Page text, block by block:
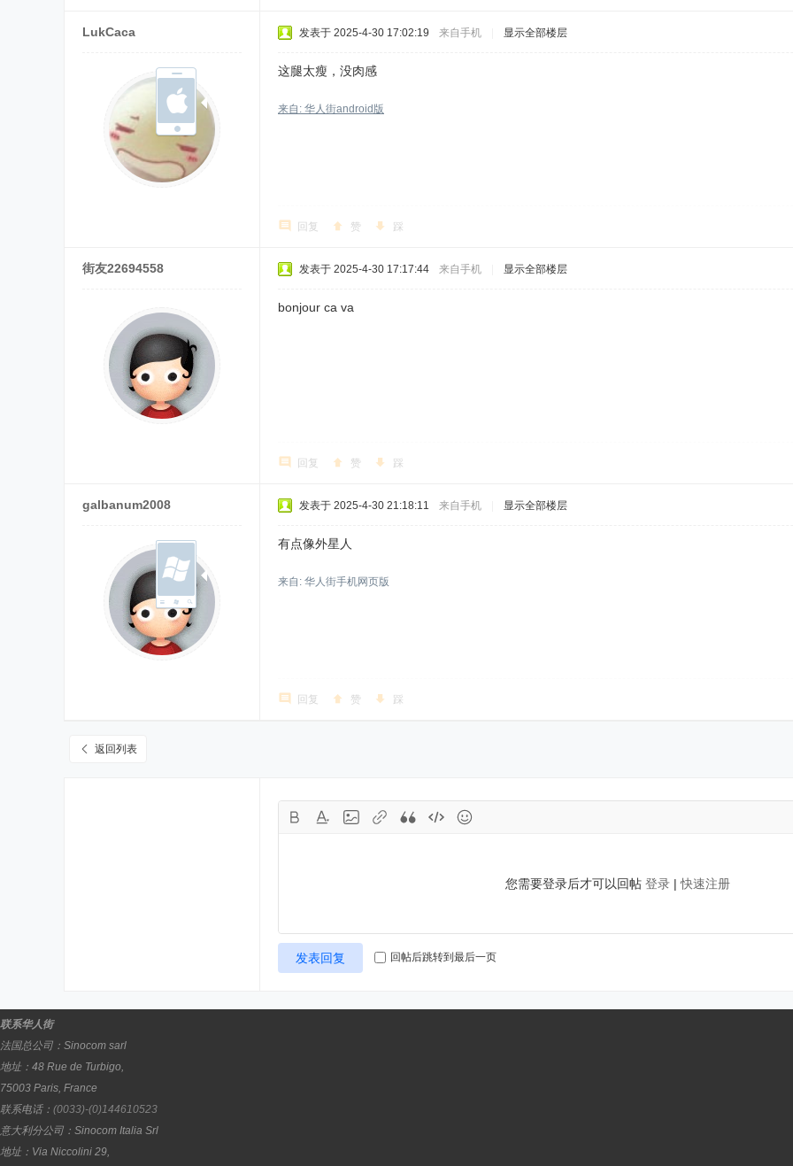
LukCaca 发表于 2025-4-30 17:02:19 来自手机 显示全部楼层
这腿太瘦，没肉感
来自: 华人街android版
回复 赞 踩
街友22694558 发表于 2025-4-30 17:17:44 来自手机 显示全部楼层
bonjour ca va
回复 赞 踩
galbanum2008 发表于 2025-4-30 21:18:11 来自手机 显示全部楼层
有点像外星人
来自: 华人街手机网页版
回复 赞 踩
返回列表
您需要登录后才可以回帖 登录|快速注册
发表回复 回帖后跳转到最后一页
联系华人街
法国总公司： Sinocom sarl
地址： 48 Rue de Turbigo,
75003 Paris, France
联系电话： (0033)-(0)144610523
意大利分公司： Sinocom Italia Srl
地址： Via Niccolini 29,